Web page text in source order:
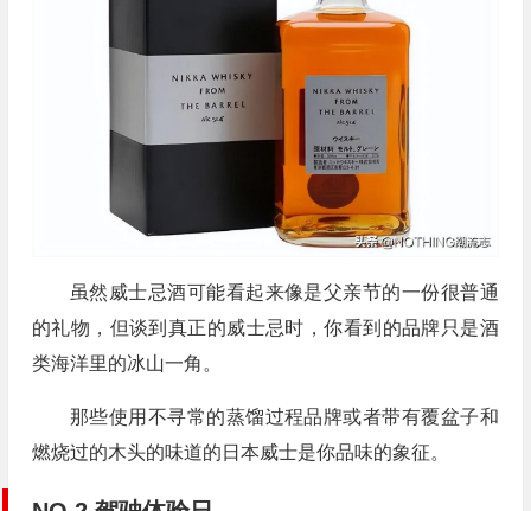
虽然威士忌酒可能看起来像是父亲节的一份很普通
的礼物，但谈到真正的威士忌时，你看到的品牌只是酒
类海洋里的冰山一角。
那些使用不寻常的蒸馏过程品牌或者带有覆盆子和
燃烧过的木头的味道的日本威士是你品味的象征。